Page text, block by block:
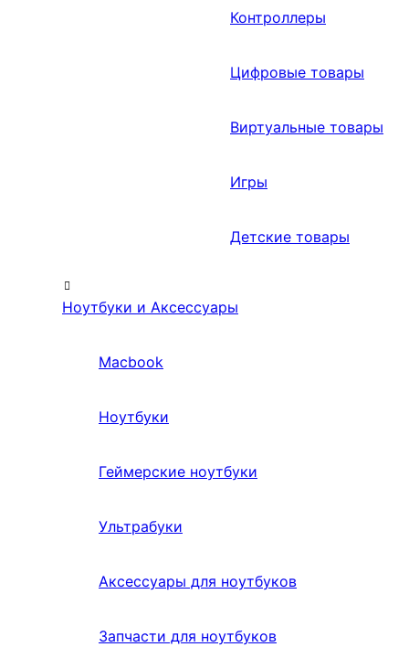
Контроллеры
Цифровые товары
Виртуальные товары
Игры
Детские товары
Ноутбуки и Аксессуары
Macbook
Ноутбуки
Геймерские ноутбуки
Ультрабуки
Аксессуары для ноутбуков
Запчасти для ноутбуков